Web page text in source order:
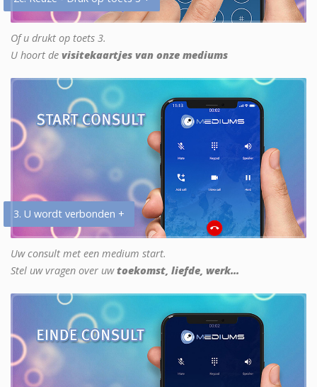
Of u drukt op toets 3.
U hoort de visitekaartjes van onze mediums
3. U wordt verbonden +
Uw consult met een medium start.
Stel uw vragen over uwtoekomst, liefde, werk...